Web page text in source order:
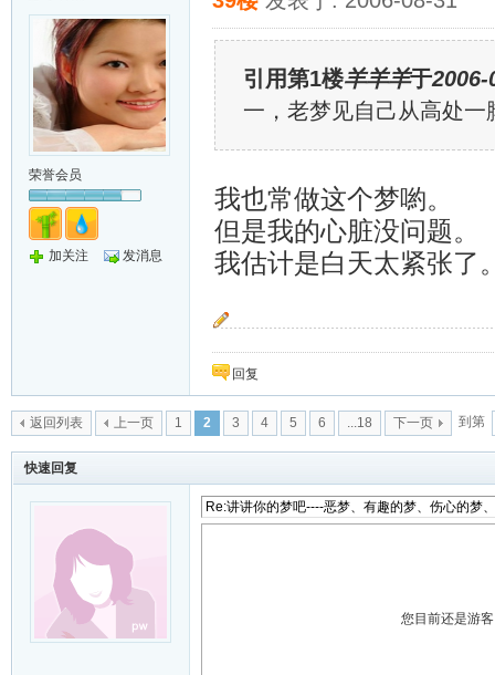
荣誉会员
加关注 发消息
引用第1楼羊羊羊于2006-
一，老梦见自己从高处
我也常做这个梦喲。
但是我的心脏没问题。
我估计是白天太紧张了
也许云落泪了风会吹干它，可是风叹息又怎么安
回复
返回列表 上一页 1 2 3 4 5 6 ...18 下一页 到第
快速回复
您目前还是游